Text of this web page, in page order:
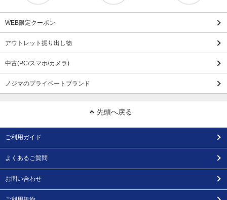
WEB限定クーポン
アウトレット掘り出し物
中古(PC/スマホ/カメラ)
ノジマのプライベートブランド
先頭へ戻る
ご利用ガイド
よくあるご質問
お問い合わせ